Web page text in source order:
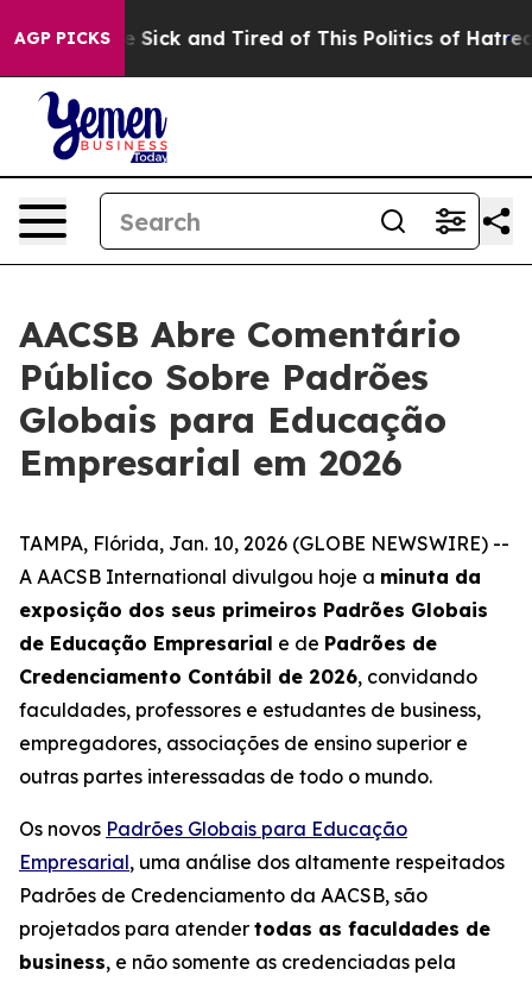
AGP PICKS
Are Sick and Tired of This Politics of Hatred”
AACSB Abre Comentário
Público Sobre Padrões
Globais para Educação
Empresarial em 2026
TAMPA, Flórida, Jan. 10, 2026 (GLOBE NEWSWIRE) --
A AACSB International divulgou hoje a minuta da
exposição dos seus primeiros Padrões Globais
de Educação Empresarial e de Padrões de
Credenciamento Contábil de 2026, convidando
faculdades, professores e estudantes de business,
empregadores, associações de ensino superior e
outras partes interessadas de todo o mundo.
Os novos Padrões Globais para Educação
Empresarial, uma análise dos altamente respeitados
Padrões de Credenciamento da AACSB, são
projetados para atender todas as faculdades de
business, e não somente as credenciadas pela